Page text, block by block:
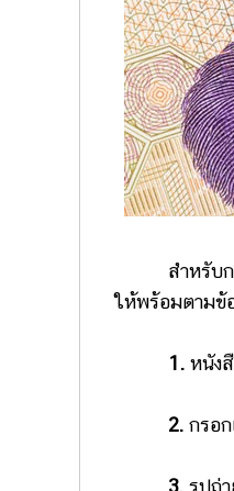
สำหรับการยื่
ให้พร้อมตามข้
1. หนัง
2. กรอ
3. รูปถ่